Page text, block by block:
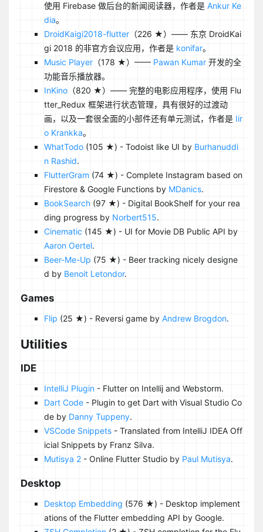
使用 Firebase 做后台的新闻阅读器，作者是 Ankur Ke
dia。
DroidKaigi2018-flutter （226 ★）—— 东京 DroidKai
gi 2018 的非官方会议应用，作者是 konifar。
Music Player （178 ★）—— Pawan Kumar 开发的全
功能音乐播放器。
InKino （820 ★）—— 完整的电影应用程序，使用 Flu
tter_Redux 框架进行状态管理，具有很好的过渡动
画，以及一套很全面的小部件还有单元测试，作者是 Iir
o Krankka。
WhatTodo (105 ★) - Todoist like UI by Burhanuddi
n Rashid.
FlutterGram (74 ★) - Complete Instagram based on
Firestore & Google Functions by MDanics.
BookSearch (97 ★) - Digital BookShelf for your rea
ding progress by Norbert515.
Cinematic (145 ★) - UI for Movie DB Public API by
Aaron Oertel.
Beer-Me-Up (75 ★) - Beer tracking nicely designe
d by Benoit Letondor.
Games
Flip (25 ★) - Reversi game by Andrew Brogdon.
Utilities
IDE
IntelliJ Plugin - Flutter on Intellij and Webstorm.
Dart Code - Plugin to get Dart with Visual Studio Co
de by Danny Tuppeny.
VSCode Snippets - Translated from IntelliJ IDEA Off
icial Snippets by Franz Silva.
Mutisya 2 - Online Flutter Studio by Paul Mutisya.
Desktop
Desktop Embedding (576 ★) - Desktop implement
ations of the Flutter embedding API by Google.